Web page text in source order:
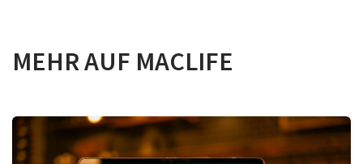
MEHR AUF MACLIFE